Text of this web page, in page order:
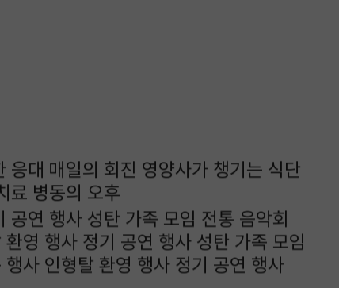
응대 매일의 회진 영양사가 챙기는 식단
료 병동의 오후
공연 행사 성탄 가족 모임
환영 행사 정기 공연 행사 성탄 가족 모임
행사 인형탈 환영 행사 정기 공연 행사